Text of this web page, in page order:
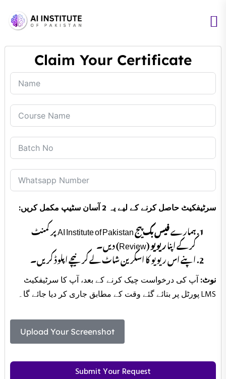
Claim Your Certificate
سرٹیفکیٹ حاصل کرنے کے لیے یہ 2 آسان سٹیپ مکمل کریں:
ہمارےفیس بک پیج AI Institute of Pakistan پر کمنٹ
کر کے اپناریویو(Review) دیں۔
اپنے اس ریویو کا اسکرین شاٹ لے کر نیچے اپلوڈ کریں۔
نوٹ:آپ کی درخواست چیک کرنے کے بعد، آپ کا سرٹیفکیٹ
LMS پورٹل پر بتائے گئے وقت کے مطابق جاری کر دیا جائے گا۔
Upload Your Screenshot
Submit Your Request